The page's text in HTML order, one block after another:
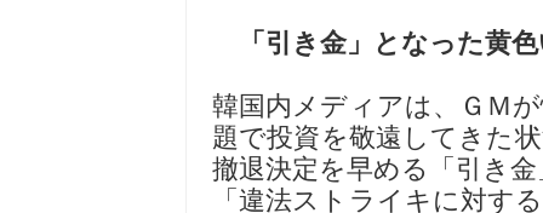
「引き金」となった黄色
韓国内メディアは、ＧＭ
題で投資を敬遠してきた
撤退決定を早める「引き
「違法ストライキに対す